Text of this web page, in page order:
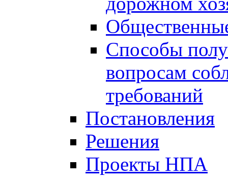
Способы
вопросам
требований
Постановления
Решения
Проекты НПА